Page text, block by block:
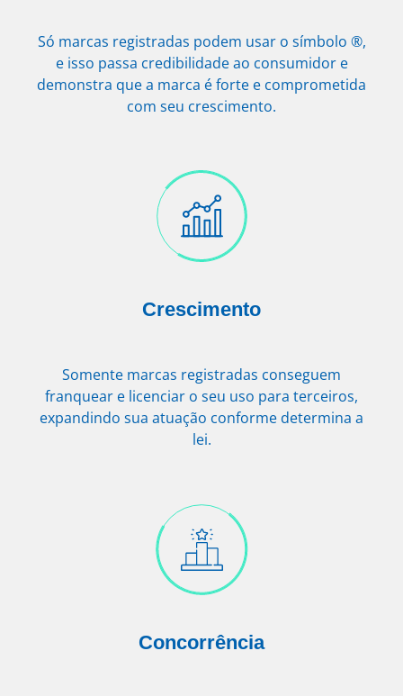
Só marcas registradas podem usar o símbolo ®,
e isso passa credibilidade ao consumidor e
demonstra que a marca é forte e comprometida
com seu crescimento.
Crescimento
Somente marcas registradas conseguem
franquear e licenciar o seu uso para terceiros,
expandindo sua atuação conforme determina a
lei.
Concorrência